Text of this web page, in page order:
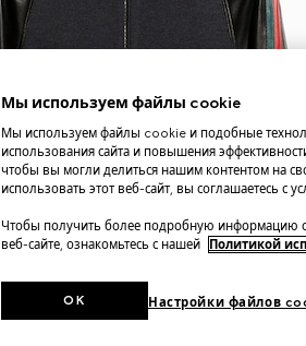
Мы используем файлы cookie
Мы используем файлы cookie и подобные
использования сайта и повышения
чтобы вы могли делиться нашим контентом на
использовать этот веб-сайт, вы соглашаетесь с
Чтобы получить более подробную информацию
веб-сайте, ознакомьтесь с нашей
Политикой
Настройки файлов
OK